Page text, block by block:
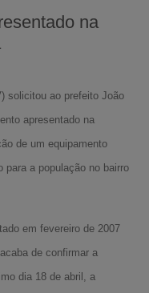
na
solicitou ao prefeito João
apresentado na
de um equipamento
para a população no bairro
em fevereiro de 2007
de confirmar a
dia 18 de abril, a